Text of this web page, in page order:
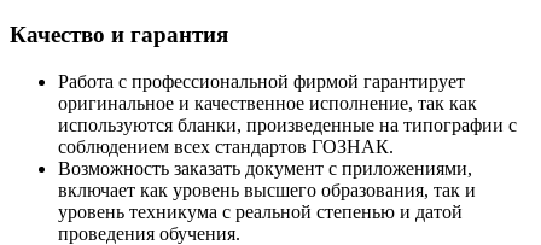
Качество и гарантия
Работа с профессиональной фирмой гарантирует
оригинальное и качественное исполнение, так как
используются бланки, произведенные на типографии с
соблюдением всех стандартов ГОЗНАК.
Возможность заказать документ с приложениями,
включает как уровень высшего образования, так и
уровень техникума с реальной степенью и датой
проведения обучения.